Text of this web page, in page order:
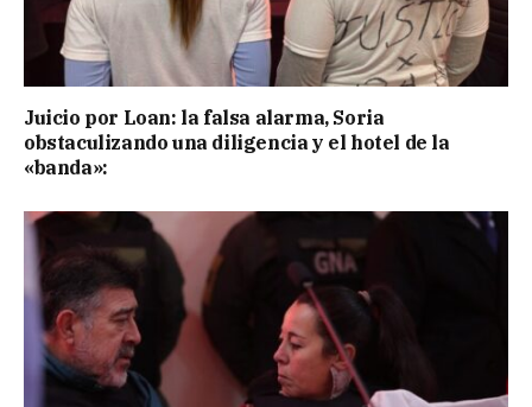
Juicio por Loan: la falsa alarma, Soria
obstaculizando una diligencia y el hotel de la
«banda»: